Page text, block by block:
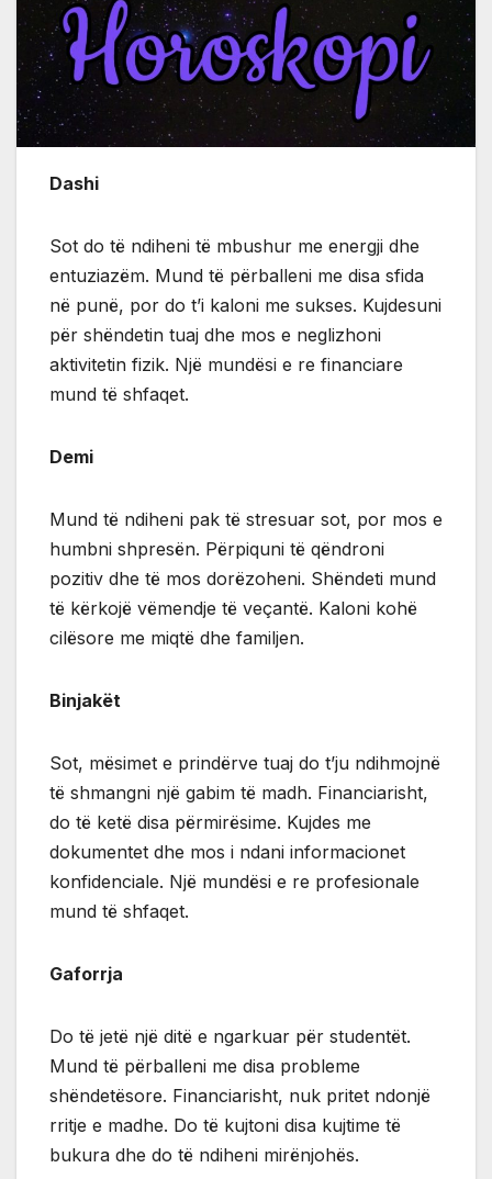
Dashi
Sot do të ndiheni të mbushur me energji dhe
entuziazëm. Mund të përballeni me disa sfida
në punë, por do t’i kaloni me sukses. Kujdesuni
për shëndetin tuaj dhe mos e neglizhoni
aktivitetin fizik. Një mundësi e re financiare
mund të shfaqet.
Demi
Mund të ndiheni pak të stresuar sot, por mos e
humbni shpresën. Përpiquni të qëndroni
pozitiv dhe të mos dorëzoheni. Shëndeti mund
të kërkojë vëmendje të veçantë. Kaloni kohë
cilësore me miqtë dhe familjen.
Binjakët
Sot, mësimet e prindërve tuaj do t’ju ndihmojnë
të shmangni një gabim të madh. Financiarisht,
do të ketë disa përmirësime. Kujdes me
dokumentet dhe mos i ndani informacionet
konfidenciale. Një mundësi e re profesionale
mund të shfaqet.
Gaforrja
Do të jetë një ditë e ngarkuar për studentët.
Mund të përballeni me disa probleme
shëndetësore. Financiarisht, nuk pritet ndonjë
rritje e madhe. Do të kujtoni disa kujtime të
bukura dhe do të ndiheni mirënjohës.